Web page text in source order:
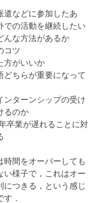
遣などに参加したあ
での活動を継続したい
んな方法があるか
コツ
方がいいか
どちらが重要になって
ンターンシップの受け
るのか
卒業が遅れることに対
時間をオーバーしても
い様子で，これはオー
につきる，という感じ
．